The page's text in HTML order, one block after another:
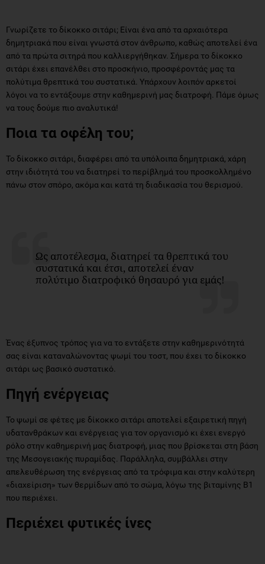
Γνωρίζετε το δίκοκκο σιτάρι; Είναι ένα από τα αρχαιότερα
δημητριακά που είναι γνωστά στον άνθρωπο, καθώς αποτελεί ένα
από τα πρώτα σιτηρά που καλλιεργήθηκαν. Σήμερα το δίκοκκο
σιτάρι έχει επανέλθει στο προσκήνιο, προσφέροντάς μας τα
πολύτιμα θρεπτικά του συστατικά. Υπάρχουν λοιπόν αρκετοί
λόγοι να το εντάξουμε στην καθημερινή μας διατροφή. Πάμε όμως
να τους δούμε πιο αναλυτικά!
Ποια τα οφέλη του;
Το δίκοκκο σιτάρι, διαφέρει από τα υπόλοιπα δημητριακά, χάρη
στην ιδιότητά του να διατηρεί το περίβλημά του προσκολλημένο
πάνω στον σπόρο, ακόμα και κατά τη διαδικασία του θερισμού.
Ως αποτέλεσμα, διατηρεί τα θρεπτικά του
συστατικά και έτσι, αποτελεί έναν
πολύτιμο διατροφικό θησαυρό για εμάς!
Ένας έξυπνος τρόπος για να το εντάξετε στην καθημερινότητά
σας είναι καταναλώνοντας ψωμί του τοστ, που έχει το δίκοκκο
σιτάρι ως βασικό συστατικό.
Πηγή ενέργειας
Το ψωμί σε φέτες με δίκοκκο σιτάρι αποτελεί εξαιρετική πηγή
υδατανθράκων και ενέργειας για τον οργανισμό κι έχει ενεργό
ρόλο στην καθημερινή μας διατροφή, μιας που βρίσκεται στη βάση
της Μεσογειακής πυραμίδας. Παράλληλα, συμβάλλει στην
απελευθέρωση της ενέργειας από τα τρόφιμα και στην καλύτερη
«διαχείριση» των θερμίδων από το σώμα, λόγω της βιταμίνης Β1
που περιέχει.
Περιέχει φυτικές ίνες